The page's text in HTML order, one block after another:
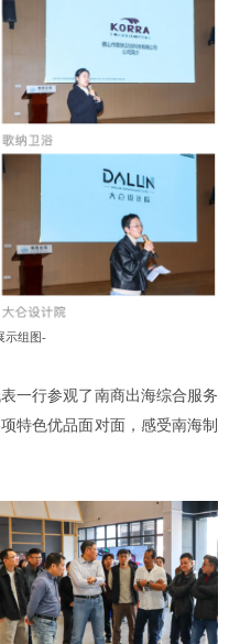
示组图-
一行参观了 南商出海综合服务
特色优品面对面 ， 感受南海制